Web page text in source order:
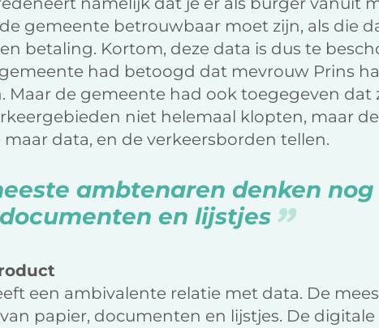
gemeente betrouwbaar moet zijn, als die
betaling. Kortom, deze data is dus te
had betoogd dat mevrouw Prins
Maar de gemeente had ook toegegeven dat
niet helemaal klopten, maar
data, en de verkeersborden tellen.
ambtenaren denken
en lijstjes
een ambivalente relatie met data. De
papier, documenten en lijstjes. De digitale